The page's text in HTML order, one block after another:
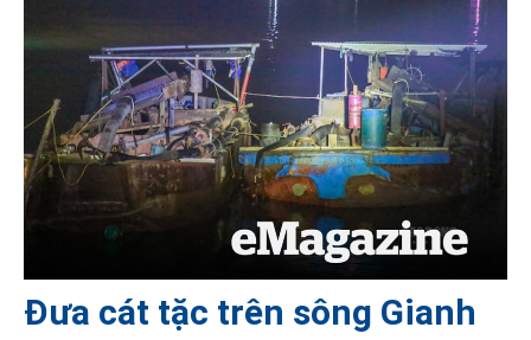
Đưa cát tặc trên sông Gianh